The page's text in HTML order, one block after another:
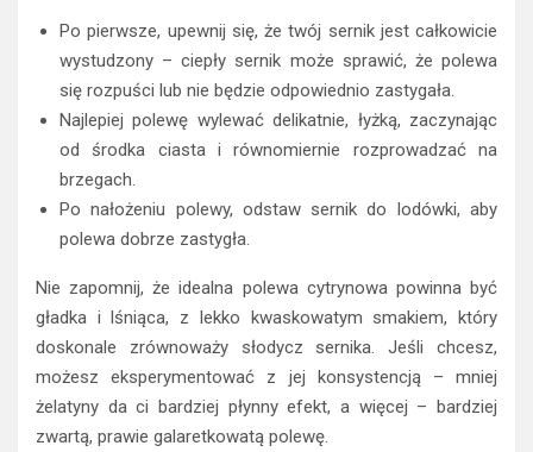
Po pierwsze, upewnij się, że twój sernik jest całkowicie
wystudzony – ciepły sernik może sprawić, że polewa
się rozpuści lub nie będzie odpowiednio zastygała.
Najlepiej polewę wylewać delikatnie, łyżką, zaczynając
od środka ciasta i równomiernie rozprowadzać na
brzegach.
Po nałożeniu polewy, odstaw sernik do lodówki, aby
polewa dobrze zastygła.
Nie zapomnij, że idealna polewa cytrynowa powinna być
gładka i lśniąca, z lekko kwaskowatym smakiem, który
doskonale zrównoważy słodycz sernika. Jeśli chcesz,
możesz eksperymentować z jej konsystencją – mniej
żelatyny da ci bardziej płynny efekt, a więcej – bardziej
zwartą, prawie galaretkowatą polewę.